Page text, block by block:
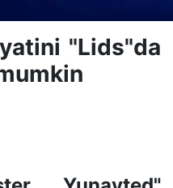
"Lids"da